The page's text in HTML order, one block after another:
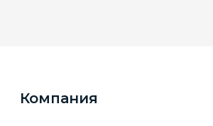
Компания